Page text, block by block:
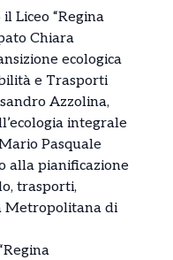
Liceo “Regina
Chiara
ecologica
e Trasporti
Azzolina,
integrale
Pasquale
alla pianificazione
trasporti,
Metropolitana di